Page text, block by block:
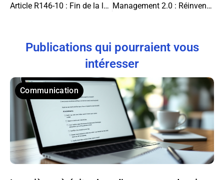
Article R146-10 : Fin de la location-gérance
Management 2.0 : Réinventer l’entreprise dans le monde post-COVID
Publications qui pourraient vous
intéresser
Communication